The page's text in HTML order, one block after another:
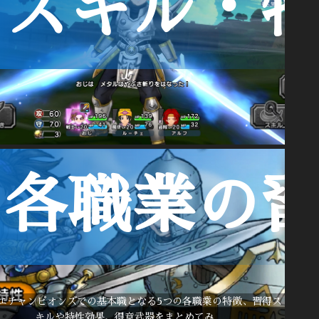
各職業の
チャンピオンズでの基本職となる5つの各職業の特徴、習得ス
キルや特性効果、得意武器をまとめてみ